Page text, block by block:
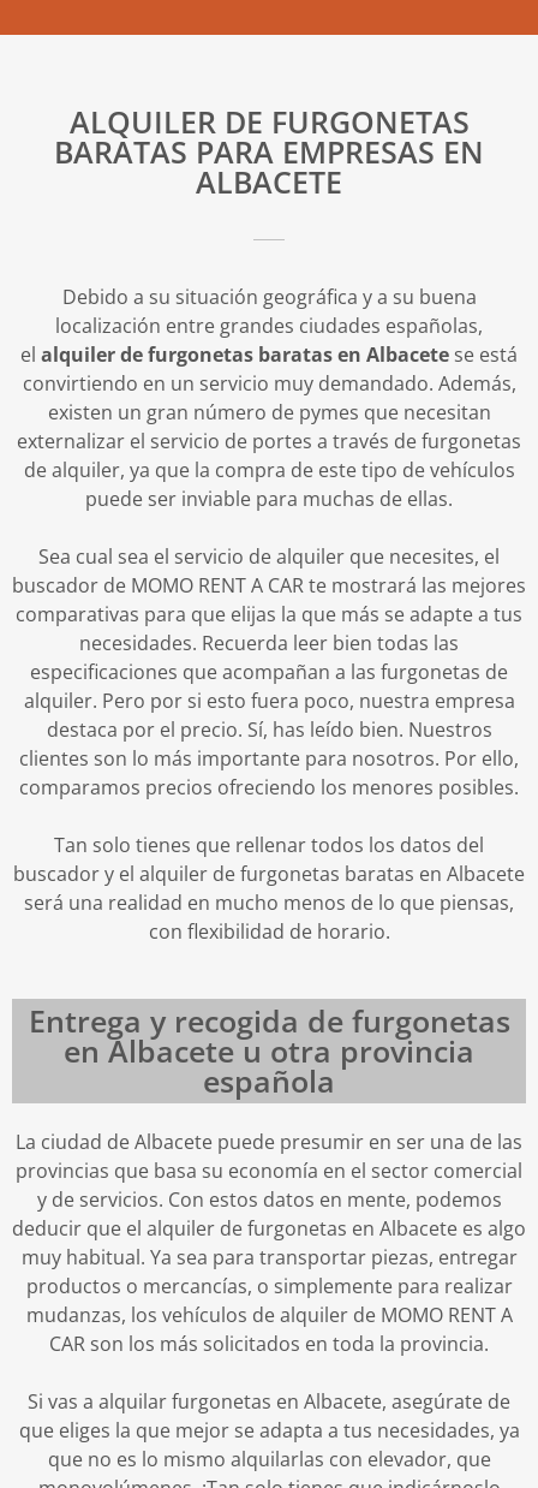
ALQUILER DE FURGONETAS
BARATAS PARA EMPRESAS EN
ALBACETE
Debido a su situación geográfica y a su buena
localización entre grandes ciudades españolas,
el alquiler de furgonetas baratas en Albacete se está
convirtiendo en un servicio muy demandado. Además,
existen un gran número de pymes que necesitan
externalizar el servicio de portes a través de furgonetas
de alquiler, ya que la compra de este tipo de vehículos
puede ser inviable para muchas de ellas.
Sea cual sea el servicio de alquiler que necesites, el
buscador de MOMO RENT A CAR te mostrará las mejores
comparativas para que elijas la que más se adapte a tus
necesidades. Recuerda leer bien todas las
especificaciones que acompañan a las furgonetas de
alquiler. Pero por si esto fuera poco, nuestra empresa
destaca por el precio. Sí, has leído bien. Nuestros
clientes son lo más importante para nosotros. Por ello,
comparamos precios ofreciendo los menores posibles.
Tan solo tienes que rellenar todos los datos del
buscador y el alquiler de furgonetas baratas en Albacete
será una realidad en mucho menos de lo que piensas,
con flexibilidad de horario.
Entrega y recogida de furgonetas
en Albacete u otra provincia
española
La ciudad de Albacete puede presumir en ser una de las
provincias que basa su economía en el sector comercial
y de servicios. Con estos datos en mente, podemos
deducir que el alquiler de furgonetas en Albacete es algo
muy habitual. Ya sea para transportar piezas, entregar
productos o mercancías, o simplemente para realizar
mudanzas, los vehículos de alquiler de MOMO RENT A
CAR son los más solicitados en toda la provincia.
Si vas a alquilar furgonetas en Albacete, asegúrate de
que eliges la que mejor se adapta a tus necesidades, ya
que no es lo mismo alquilarlas con elevador, que